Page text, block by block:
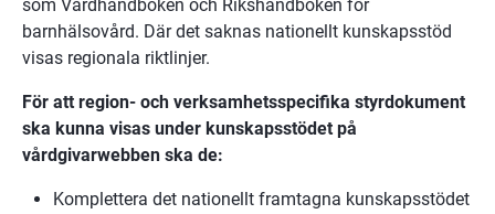
som Vårdhandboken och Rikshandboken för
barnhälsovård. Där det saknas nationellt kunskapsstöd
visas regionala riktlinjer.
För att region- och verksamhetsspecifika styrdokument
ska kunna visas under kunskapsstödet på
vårdgivarwebben ska de:
Komplettera det nationellt framtagna kunskapsstödet